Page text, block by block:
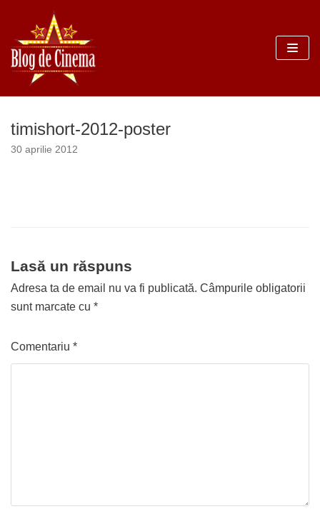
Sari
la
conținut
timishort-2012-poster
30 aprilie 2012
Lasă un răspuns
Adresa ta de email nu va fi publicată. Câmpurile obligatorii
sunt marcate cu *
Comentariu *